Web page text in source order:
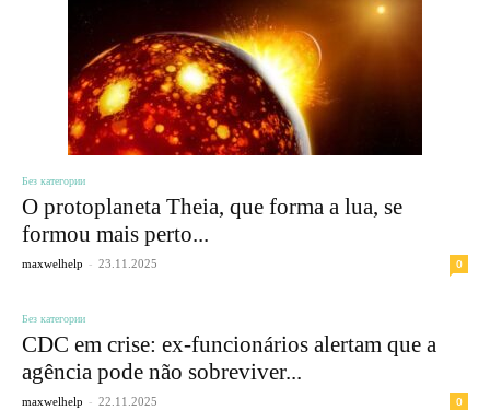
Без категории
O protoplaneta Theia, que forma a lua, se
formou mais perto...
maxwelhelp - 23.11.2025 0
Без категории
CDC em crise: ex-funcionários alertam que a
agência pode não sobreviver...
maxwelhelp - 22.11.2025 0